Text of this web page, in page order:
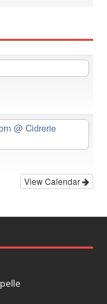
@ Cidrerie
View Calendar